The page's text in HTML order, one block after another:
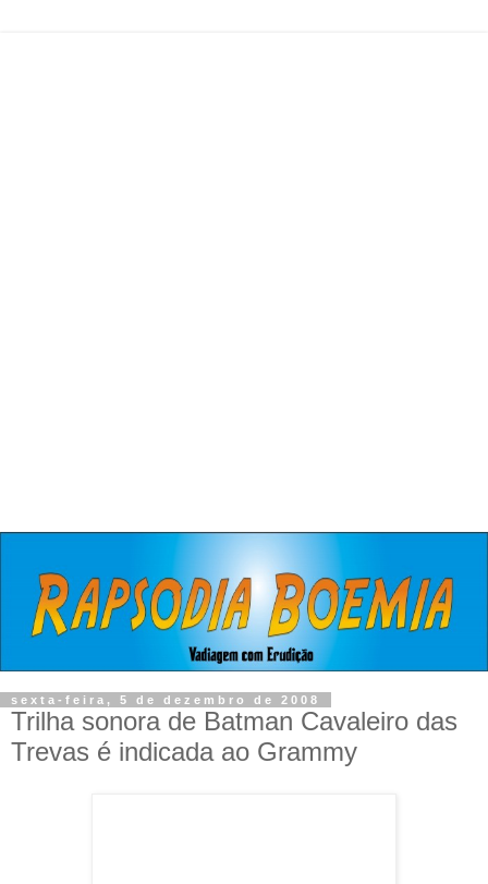
sexta-feira, 5 de dezembro de 2008
Trilha sonora de Batman Cavaleiro das
Trevas é indicada ao Grammy